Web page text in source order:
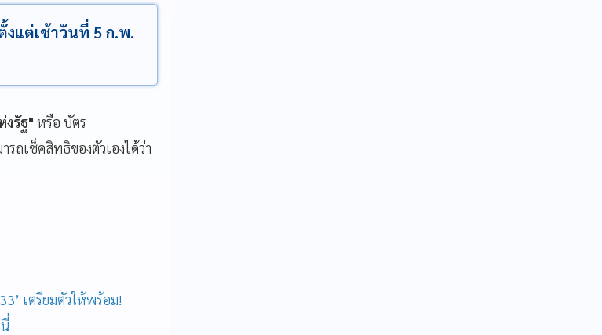
งแต่เช้าวันที่ 5 ก.พ.
งรัฐ" หรือ บัตร
รถเช็คสิทธิของตัวเองได้ว่า
เตรียมตัวให้พร้อม!